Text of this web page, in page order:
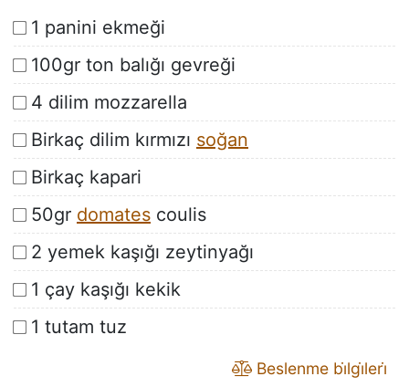
1 panini ekmeği
100gr ton balığı gevreği
4 dilim mozzarella
Birkaç dilim kırmızı soğan
Birkaç kapari
50gr domates coulis
2 yemek kaşığı zeytinyağı
1 çay kaşığı kekik
1 tutam tuz
Beslenme bi̇lgi̇leri̇